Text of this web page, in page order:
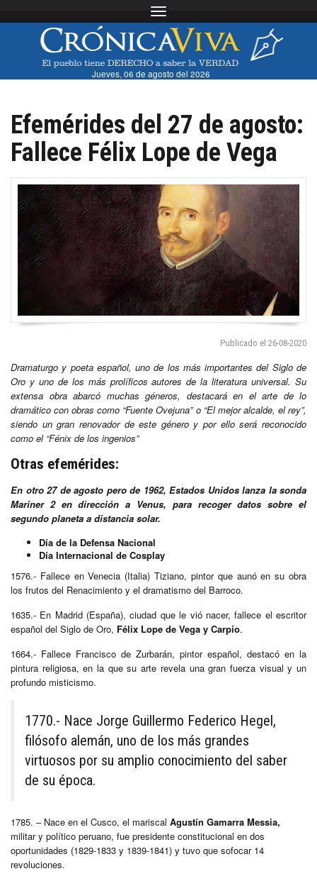
Toggle navigation
Jueves, 06 de agosto del 2026
Efemérides del 27 de agosto:
Fallece Félix Lope de Vega
Publicado el 26-08-2020
Dramaturgo y poeta español, uno de los más importantes del Siglo de
Oro y uno de los más prolíficos autores de la literatura universal. Su
extensa obra abarcó muchas géneros, destacará en el arte de lo
dramático con obras como “Fuente Ovejuna” o “El mejor alcalde, el rey”,
siendo un gran renovador de este género y por ello será reconocido
como el “Fénix de los ingenios”
Otras efemérides:
En otro 27 de agosto pero de 1962, Estados Unidos lanza la sonda
Mariner 2 en dirección a Venus, para recoger datos sobre el
segundo planeta a distancia solar.
Día de la Defensa Nacional
Día Internacional de Cosplay
1576.- Fallece en Venecia (Italia) Tiziano, pintor que aunó en su obra
los frutos del Renacimiento y el dramatismo del Barroco.
1635.- En Madrid (España), ciudad que le vió nacer, fallece el escritor
español del Siglo de Oro, Félix Lope de Vega y Carpio.
1664.- Fallece Francisco de Zurbarán, pintor español, destacó en la
pintura religiosa, en la que su arte revela una gran fuerza visual y un
profundo misticismo.
1770.- Nace Jorge Guillermo Federico Hegel,
filósofo alemán, uno de los más grandes
virtuosos por su amplio conocimiento del saber
de su época.
1785. – Nace en el Cusco, el mariscal Agustín Gamarra Messia,
militar y político peruano, fue presidente constitucional en dos
oportunidades (1829-1833 y 1839-1841) y tuvo que sofocar 14
revoluciones.